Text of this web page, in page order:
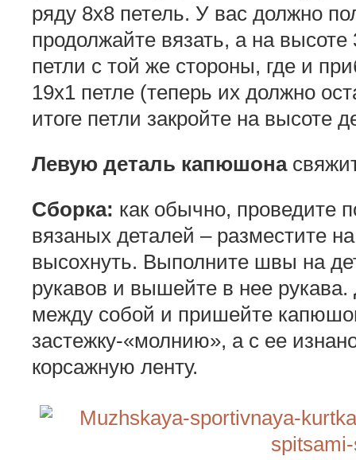
ряду 8х8 петель. У вас должно
продолжайте вязать, а на
петли с той же стороны, где и
19х1 петле (теперь их должно
итоге петли закройте на высоте
Левую деталь капюшона
Сборка: как обычно, проведите
вязаных деталей – разместите
высохнуть. Выполните швы на
рукавов и вышейте в нее
между собой и пришейте
застежку-«молнию», а с ее
корсажную ленту.